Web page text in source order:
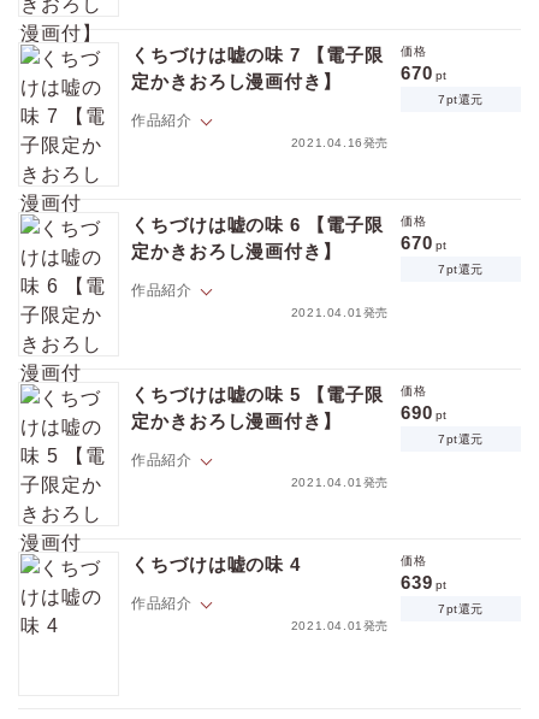
かった。
そして、槙尾との未来を共に歩むため、和智はパートナーシップ制度の
登録に槙尾を誘う。
一方、竜征会で乱暴なシマ荒らしが発生し、杜江が襲われる。
平穏な二人にもひそやかに忍び寄る影が――…!?
★雑誌掲載時のカラーを完全収録!!
槙尾ひじりは俺の大事な恋人で唯一の存在だ
経営者としてはおそろしく優秀、だけど情が薄く人間的に難アリの青年
実業家・和智と元詐欺師のバーテンダー槙尾は恋人同士。
最近多発している赤サギの情報を得るため、和智の兄・清介が二人の元
を訪れる。
検事の頼みなど聞けないと清介を跳ねつけた槙尾だが、なんだか様子が
おかしい。
さらに、やけに槙尾と親しげな男が現れ、和智は冷静ではいられ
ず……!?
★雑誌掲載時のカラーを完全収録!!
★★電子のみで楽しめるスペシャル修正仕様★★
くちづけは嘘の味 7 【電子限
定かきおろし漫画付き】
作品紹介
2021.04.16発売
価格
670 pt
7pt還元
経営者としてはおそろしく優秀、だけど情が薄く人間的に難アリの青年
実業家・和智と元詐欺師のバーテンダー槙尾は恋人同士。
穏やかな日々を過ごしていた二人の前に厄介な敵が現れる。
「槙尾を泣かせた方の勝ち」方法も手段も問わない―――槙尾の師匠・
白州が仕掛けたゲームに二人は巻き込まれていく。
一方、槙尾と和智を案じた杜江が二人と同居することに。
杜江の前ではしゃぐ槙尾を見ていられず、和智は自宅を飛び出して…？
★雑誌掲載時のカラーを完全収録!!
★★電子のみで楽しめるスペシャル修正仕様★★
くちづけは嘘の味 6 【電子限
定かきおろし漫画付き】
作品紹介
2021.04.01発売
価格
670 pt
7pt還元
天敵現る───!!? 経営者としてはおそろしく優秀、だけど情が薄く人間
的に難アリの青年実業家・和智と元詐欺師のバーテンダー槙尾は恋人同
士。槙尾の過去にまつわる事件も落ち着き、平穏ラブラブな同棲生活を
満喫…するはずが、和智の兄・清介がアメリカから帰国し突然の同居宣
言！ しかも清介は特捜部のエリート検事で槙尾との相性は最悪、さら
にどうやら二人は顔見知りらしく…？ 酷い男×悪い男の間に正義の男が
割り込み参戦、一体どうなる───!!?
くちづけは嘘の味 5 【電子限
定かきおろし漫画付き】
作品紹介
2021.04.01発売
価格
690 pt
7pt還元
経営者としてはおそろしく優秀、だけど情が薄く人間的に難アリの青年
実業家・和智と元詐欺師のバーテンダー槙尾は恋人同士。生い立ちも含
めて槙尾を受け入れると決めた和智と、危険も含めて和智の傍にいるこ
とを決意した槙尾。だが運命は更に過酷な試練を二人に課して…酷い男×
悪い男の危険な情事、風雲急を告げる第5弾！ ※帯に記載のプレゼント
くちづけは嘘の味 4
作品紹介
2021.04.01発売
価格
639 pt
7pt還元